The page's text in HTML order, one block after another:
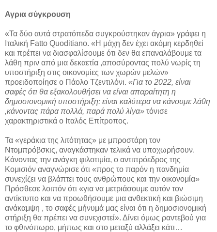
Αγρια σύγκρουση
«Τα δύο αυτά στρατόπεδα συγκρούστηκαν άγρια» γράφει η
Ιταλική Fatto Quoditiano. «Η μάχη δεν έχει ακόμη κερδηθεί
και πρέπει να διασφαλίσουμε ότι δεν θα επαναλάβουμε τα
λάθη πριν από μια δεκαετία ,αποσύροντας πολύ νωρίς τη
υποστήριξη στις οικονομίες των χωρών μελών»
προειδοποίησε ο Πάολο Τζεντιλόνι. «Για το 2022, είναι
σαφές ότι θα εξακολουθήσει να είναι απαραίτητη η
δημοσιονομική υποστήριξη: είναι καλύτερα να κάνουμε λάθη
,κάνοντας πάρα πολλά, παρά πολύ λίγα» τόνισε
χαρακτηριστικά ο Ιταλός Επίτροπος.
Τα «γεράκια της λιτότητας» με μπροστάρη τον
Ντομπρόβσκις, αναγκάστηκαν τελικά να υποχωρήσουν.
Κάνοντας την ανάγκη φιλοτιμία, ο αντιπρόεδρος της
Κομισιόν αναγνώρισε ότι «προς το παρόν η πανδημία
συνεχίζει να βλάπτει τους ανθρώπους και την οικονομία»
Πρόσθεσε λοιπόν ότι «για να μετριάσουμε αυτόν τον
αντίκτυπο και να προωθήσουμε μια ανθεκτική και βιώσιμη
ανάκαμψη , το σαφές μήνυμά μας είναι ότι η δημοσιονομική
στήριξη θα πρέπει να συνεχιστεί». Δίνει όμως ραντεβού για
το φθινόπωρο, μήπως και στο μεταξύ αλλάξει κάτι…